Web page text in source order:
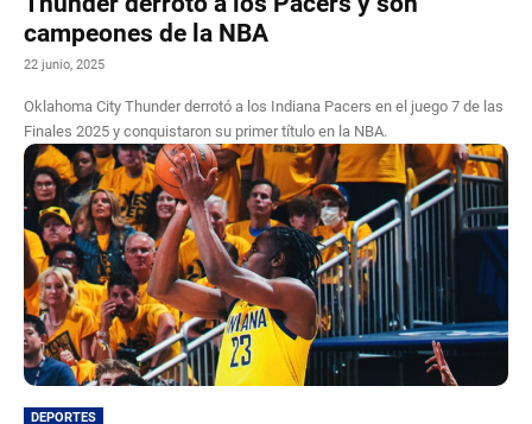
campeones de la NBA
22 junio, 2025
Oklahoma City Thunder derrotó a los Indiana Pacers en el juego 7 de las
Finales 2025 y conquistaron su primer título en la NBA.
DEPORTES